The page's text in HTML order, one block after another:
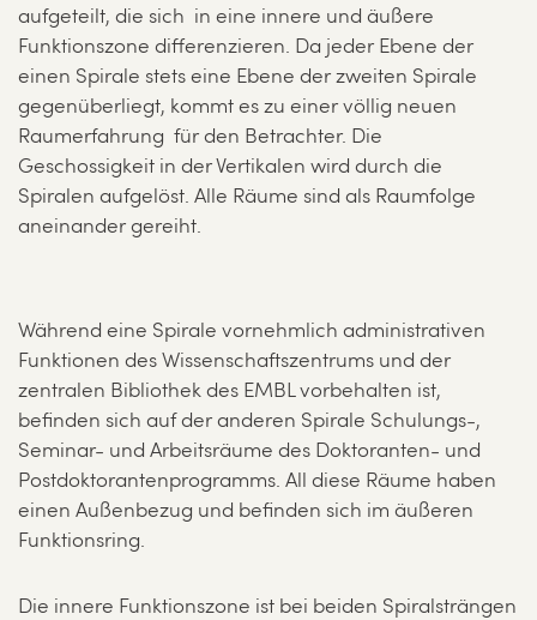
aufgeteilt, die sich in eine innere und äußere
Funktionszone differenzieren. Da jeder Ebene der
einen Spirale stets eine Ebene der zweiten Spirale
gegenüberliegt, kommt es zu einer völlig neuen
Raumerfahrung für den Betrachter. Die
Geschossigkeit in der Vertikalen wird durch die
Spiralen aufgelöst. Alle Räume sind als Raumfolge
aneinander gereiht.
Während eine Spirale vornehmlich administrativen
Funktionen des Wissenschaftszentrums und der
zentralen Bibliothek des EMBL vorbehalten ist,
befinden sich auf der anderen Spirale Schulungs-,
Seminar- und Arbeitsräume des Doktoranten- und
Postdoktorantenprogramms. All diese Räume haben
einen Außenbezug und befinden sich im äußeren
Funktionsring.
Die innere Funktionszone ist bei beiden Spiralsträngen